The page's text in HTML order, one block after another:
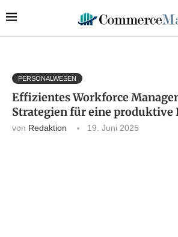
PERSONALWESEN
Effizientes Workforce
Strategien für eine produktive
von Redaktion 19. Juni 2025